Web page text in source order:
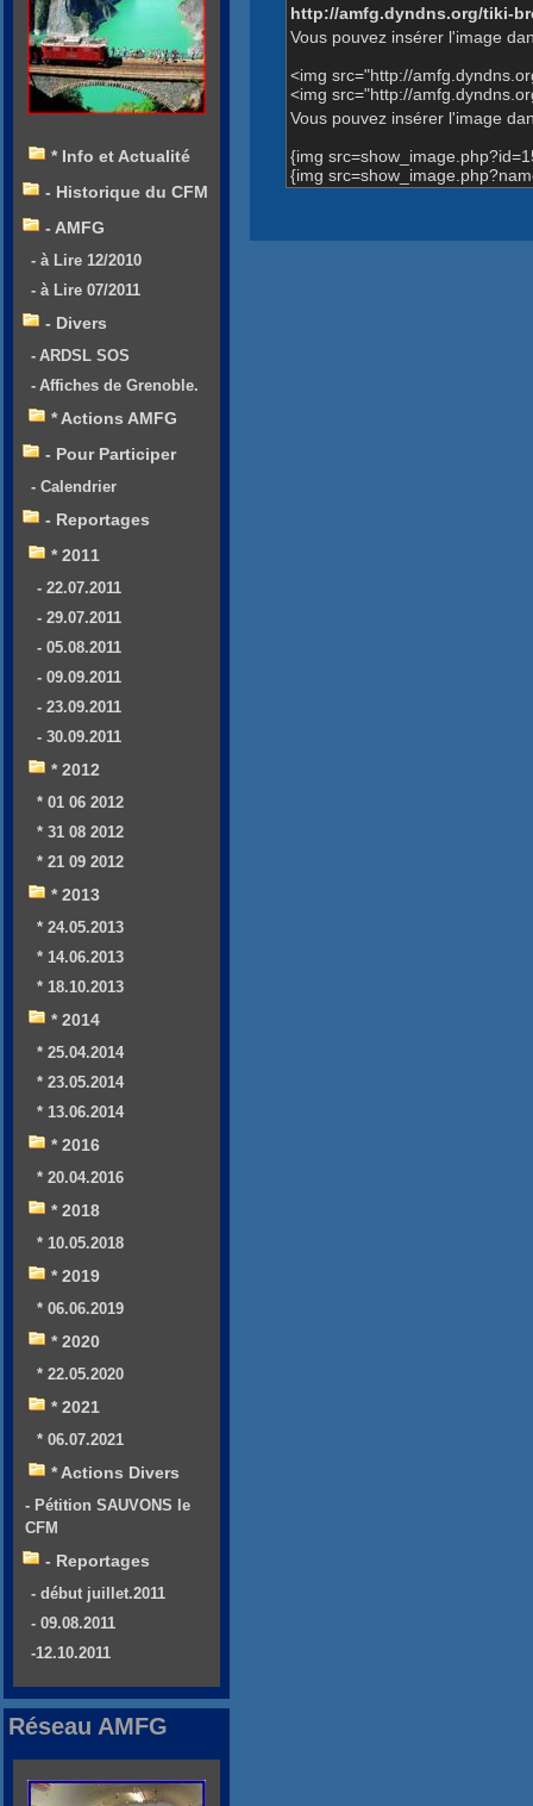
http://amfg.dyndns.org/tiki-
Vous pouvez insérer l'image
<img src="http://
<img src="http://
Vous pouvez insérer l'image
{img
{img
* Info et Actualité
- Historique du CFM
- AMFG
- à Lire 12/2010
- à Lire 07/2011
- Divers
- ARDSL SOS
- Affiches de Grenoble.
* Actions AMFG
- Pour Participer
- Calendrier
- Reportages
* 2011
- 22.07.2011
- 29.07.2011
- 05.08.2011
- 09.09.2011
- 23.09.2011
- 30.09.2011
* 2012
* 01 06 2012
* 31 08 2012
* 21 09 2012
* 2013
* 24.05.2013
* 14.06.2013
* 18.10.2013
* 2014
* 25.04.2014
* 23.05.2014
* 13.06.2014
* 2016
* 20.04.2016
* 2018
* 10.05.2018
* 2019
* 06.06.2019
* 2020
* 22.05.2020
* 2021
* 06.07.2021
* Actions Divers
- Pétition SAUVONS le
CFM
- Reportages
- début juillet.2011
- 09.08.2011
-12.10.2011
Réseau AMFG